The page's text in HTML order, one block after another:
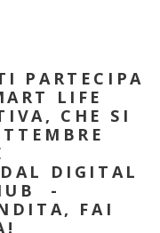
PARTECIPA
LIFE
CHE SI
DIGITAL
-
FAI